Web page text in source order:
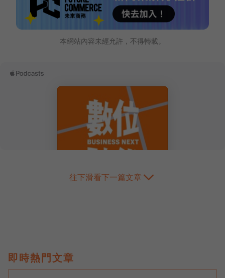
本網站內容未經允許，不得轉載。
往下滑看下一篇文章
即時熱門文章